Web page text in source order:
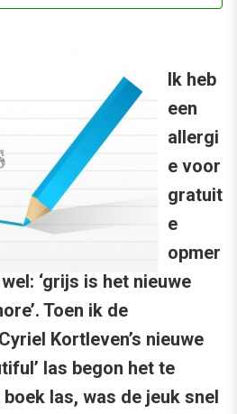
Ik heb
een
allergi
e voor
gratuit
e
opmer
‘grijs is het nieuwe
Toen ik de
Kortleven’s nieuwe
las begon het te
las, was de jeuk snel